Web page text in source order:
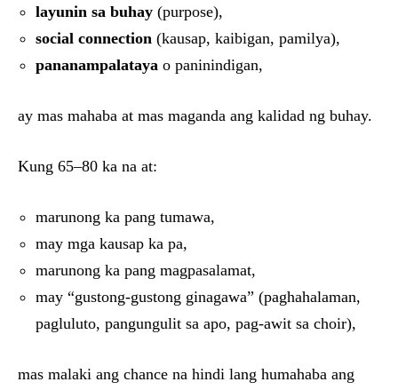
layunin sa buhay (purpose),
social connection (kausap, kaibigan, pamilya),
pananampalataya o paninindigan,
ay mas mahaba at mas maganda ang kalidad ng buhay.
Kung 65–80 ka na at:
marunong ka pang tumawa,
may mga kausap ka pa,
marunong ka pang magpasalamat,
may “gustong-gustong ginagawa” (paghahalaman,
pagluluto, pangungulit sa apo, pag-awit sa choir),
mas malaki ang chance na hindi lang humahaba ang